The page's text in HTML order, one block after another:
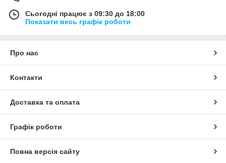
Сьогодні працює з 09:30 до 18:00
Показати весь графік роботи
Про нас
Контакти
Доставка та оплата
Графік роботи
Повна версія сайту